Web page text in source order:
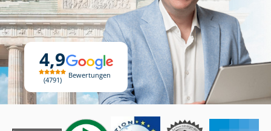
4,9
4791
Bewertungen